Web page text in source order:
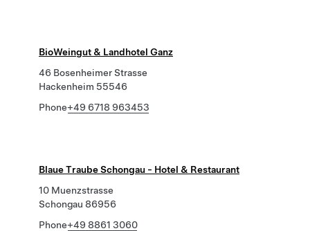
BioWeingut & Landhotel Ganz
46 Bosenheimer Strasse
Hackenheim 55546
Phone+49 6718 963453
Blaue Traube Schongau - Hotel & Restaurant
10 Muenzstrasse
Schongau 86956
Phone+49 8861 3060